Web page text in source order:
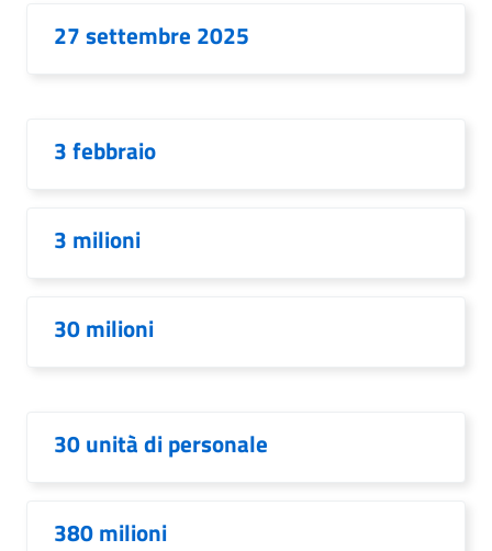
27 settembre 2025
3 febbraio
3 milioni
30 milioni
30 unità di personale
380 milioni